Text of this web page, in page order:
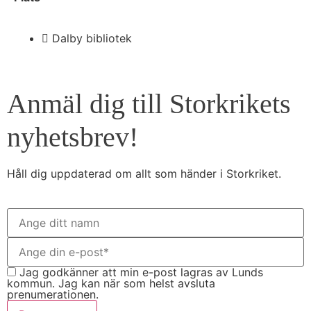
Dalby bibliotek
Anmäl dig till Storkrikets
nyhetsbrev!
Håll dig uppdaterad om allt som händer i Storkriket.
Jag godkänner att min e-post lagras av Lunds
kommun. Jag kan när som helst avsluta
prenumerationen.